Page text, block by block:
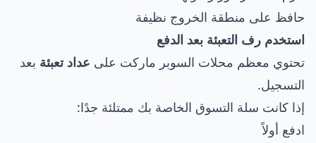
حافظ على منطقة الخروج نظيفة
استخدم رف التعبئة بعد الدفع
تحتوي معظم محلات السوبر ماركت على عداد تعبئة بعد
التسجيل.
إذا كانت سلة التسوق الخاصة بك ممتلئة جدًا:
ادفع أولاً